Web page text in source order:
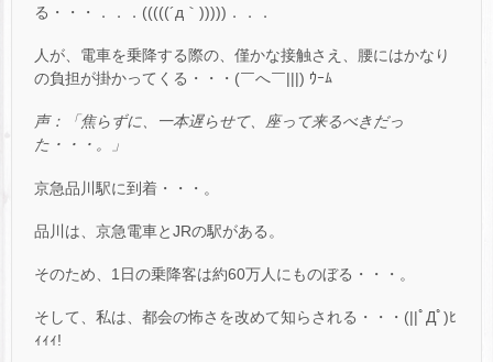
る・・・．．．(((((´д｀)))))．．．
人が、電車を乗降する際の、僅かな接触さえ、腰にはかなり
の負担が掛かってくる・・・(￣へ￣|||) ｳｰﾑ
声：「焦らずに、一本遅らせて、座って来るべきだっ
た・・・。」
京急品川駅に到着・・・。
品川は、京急電車とJRの駅がある。
そのため、1日の乗降客は約60万人にものぼる・・・。
そして、私は、都会の怖さを改めて知らされる・・・(||ﾟДﾟ)ﾋ
ｨｨｨ!